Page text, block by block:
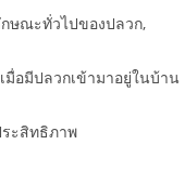
ษณะทั่วไปของปลวก,
อมีปลวกเข้ามาอยู่ในบ้าน
ะสิทธิภาพ